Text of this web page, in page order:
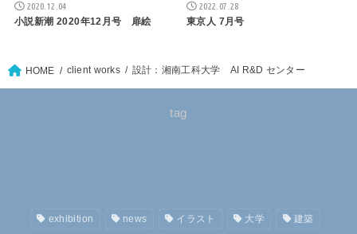
2020.12.04
小説新潮 2020年12月号 扉絵
2022.07.28
東京人 7月号
HOME client works 設計：湘南工科大学 AI R&D センター
tag
exhibition news イラスト 大学 建築